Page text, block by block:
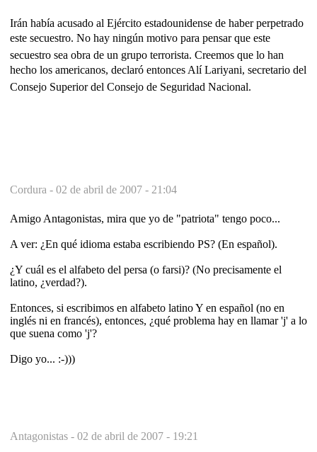
Irán había acusado al Ejército estadounidense de haber perpetrado
este secuestro. No hay ningún motivo para pensar que este
secuestro sea obra de un grupo terrorista. Creemos que lo han
hecho los americanos, declaró entonces Alí Lariyani, secretario del
Consejo Superior del Consejo de Seguridad Nacional.
Cordura - 02 de abril de 2007 - 21:04
Amigo Antagonistas, mira que yo de "patriota" tengo poco...
A ver: ¿En qué idioma estaba escribiendo PS? (En español).
¿Y cuál es el alfabeto del persa (o farsi)? (No precisamente el
latino, ¿verdad?).
Entonces, si escribimos en alfabeto latino Y en español (no en
inglés ni en francés), entonces, ¿qué problema hay en llamar 'j' a lo
que suena como 'j'?
Digo yo... :-)))
Antagonistas - 02 de abril de 2007 - 19:21